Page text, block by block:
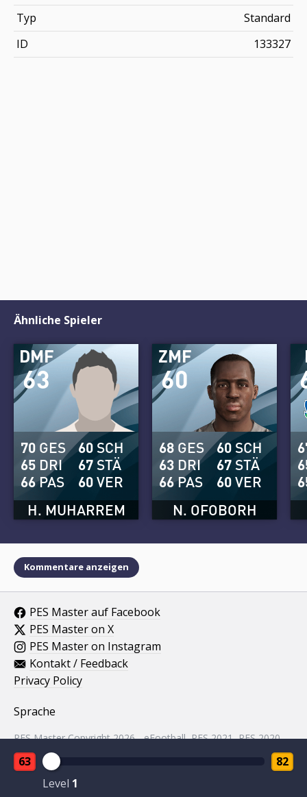
63
Level 1
82
Typ
Standard
ID
133327
Ähnliche Spieler
63
DMF
H. MUHARREM
70 GES
65 DRI
66PAS
60 SCH
67 STÄ
60VER
60
ZMF
N. OFOBORH
68 GES
63 DRI
66PAS
60 SCH
67 STÄ
60VER
Kommentare anzeigen
PES Master auf Facebook
PES Master on X
PES Master on Instagram
Kontakt / Feedback
Privacy Policy
Sprache
PES Master Copyright 2026 - eFootball, PES 2021, PES 2020,
PES 2019, PES 2018, PES 2017, PES 2016, PES 2015, PES
2014, PES 2013, PES 2012, PES 2011, PES 2010, PES 2009,
PES 2008, PES 5 assets property of KONAMI.